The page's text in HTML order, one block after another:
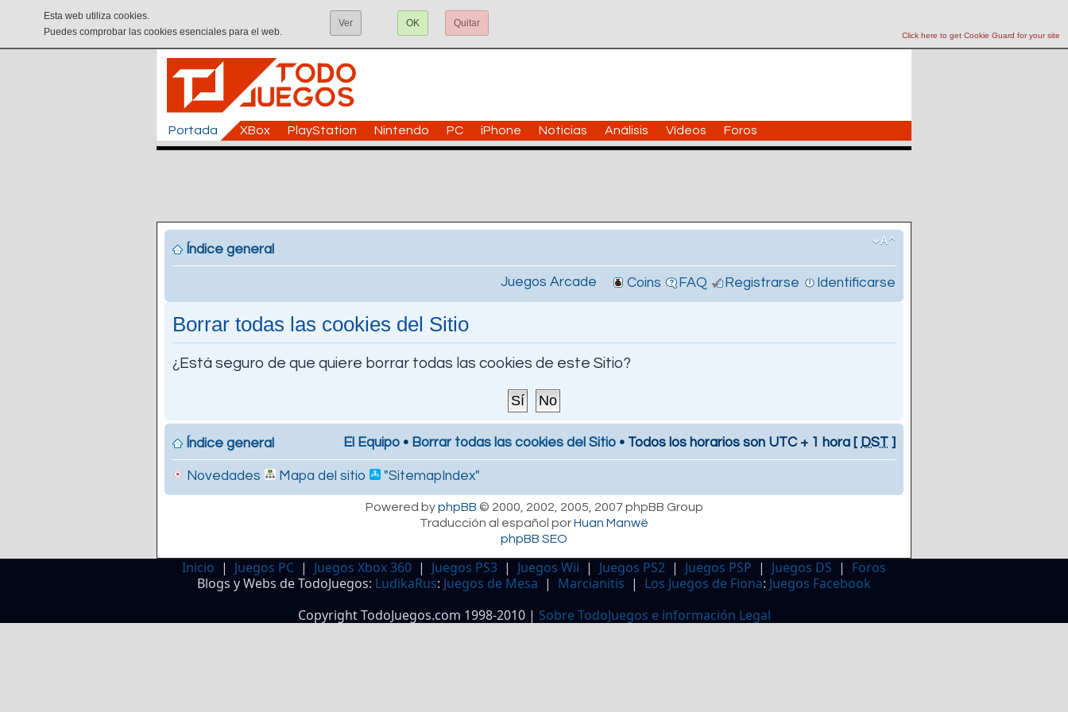
Click here to get Cookie Guard for your site
Esta web utiliza cookies.
Puedes comprobar las cookies esenciales para el web.
Ver OK Quitar
Portada XBox PlayStation Nintendo PC iPhone Noticias Análisis Vídeos Foros
Índice general
Juegos Arcade Coins FAQ Registrarse Identificarse
Borrar todas las cookies del Sitio
¿Está seguro de que quiere borrar todas las cookies de este Sitio?
Índice general El Equipo • Borrar todas las cookies del Sitio • Todos los horarios son UTC + 1 hora [ DST ]
Novedades Mapa del sitio "SitemapIndex"
Powered byphpBB © 2000, 2002, 2005, 2007 phpBB Group
Traducción al español porHuan Manwë
phpBB SEO
Inicio | Juegos PC | Juegos Xbox 360 | Juegos PS3 | Juegos Wii | Juegos PS2 | Juegos PSP | Juegos DS | Foros
Blogs y Webs de TodoJuegos: LudikaRus: Juegos de Mesa | Marcianitis | Los Juegos de Fiona: Juegos Facebook
Copyright TodoJuegos.com 1998-2010 | Sobre TodoJuegos e información Legal